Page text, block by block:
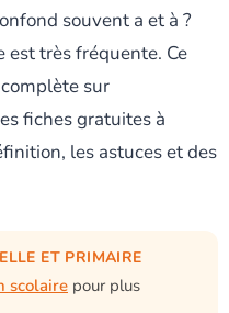
souvent a et à ?
très fréquente. Ce
sur
fiches gratuites à
les astuces et des
ET PRIMAIRE
scolaire pour plus